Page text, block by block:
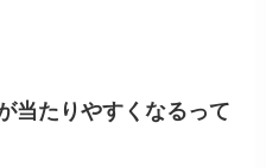
当たりやすくなるって